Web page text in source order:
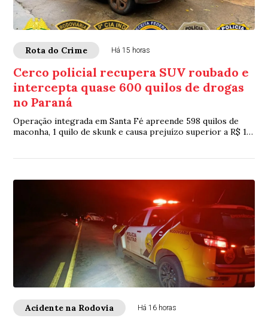
Rota do Crime Há 15 horas
Cerco policial recupera SUV roubado e
intercepta quase 600 quilos de drogas
no Paraná
Operação integrada em Santa Fé apreende 598 quilos de
maconha, 1 quilo de skunk e causa prejuízo superior a R$ 1,2
Acidente na Rodovia Há 16 horas